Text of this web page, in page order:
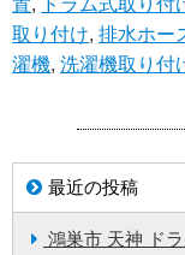
置, ドラム式取り付
取り付け,排水ホー
濯機,洗濯機取り付
最近の投稿
鴻巣市 天神 ド